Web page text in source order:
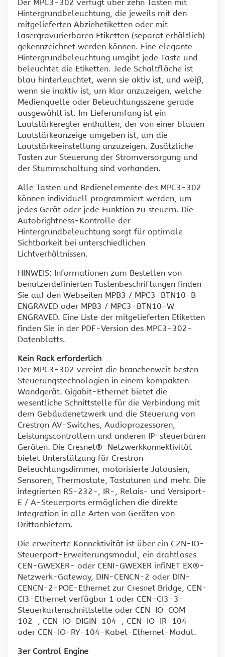
Der MPC3-302 verfügt über zehn Tasten mit
Hintergrundbeleuchtung, die jeweils mit den
mitgelieferten Abziehetiketten oder mit
lasergravurierbaren Etiketten (separat erhältlich)
gekennzeichnet werden können. Eine elegante
Hintergrundbeleuchtung umgibt jede Taste und
beleuchtet die Etiketten. Jede Schaltfläche ist
blau hinterleuchtet, wenn sie aktiv ist, und weiß,
wenn sie inaktiv ist, um klar anzuzeigen, welche
Medienquelle oder Beleuchtungsszene gerade
ausgewählt ist. Im Lieferumfang ist ein
Lautstärkeregler enthalten, der von einer blauen
Lautstärkeanzeige umgeben ist, um die
Lautstärkeeinstellung anzuzeigen. Zusätzliche
Tasten zur Steuerung der Stromversorgung und
der Stummschaltung sind vorhanden.
Alle Tasten und Bedienelemente des MPC3-302
können individuell programmiert werden, um
jedes Gerät oder jede Funktion zu steuern. Die
Autobrightness-Kontrolle der
Hintergrundbeleuchtung sorgt für optimale
Sichtbarkeit bei unterschiedlichen
Lichtverhältnissen.
HINWEIS: Informationen zum Bestellen von
benutzerdefinierten Tastenbeschriftungen finden
Sie auf den Webseiten MPB3 / MPC3-BTN10-B
ENGRAVED oder MPB3 / MPC3-BTN10-W
ENGRAVED. Eine Liste der mitgelieferten Etiketten
finden Sie in der PDF-Version des MPC3-302-
Datenblatts.
Kein Rack erforderlich
Der MPC3-302 vereint die branchenweit besten
Steuerungstechnologien in einem kompakten
Wandgerät. Gigabit-Ethernet bietet die
wesentliche Schnittstelle für die Verbindung mit
dem Gebäudenetzwerk und die Steuerung von
Crestron AV-Switches, Audioprozessoren,
Leistungscontrollern und anderen IP-steuerbaren
Geräten. Die Cresnet®-Netzwerkkonnektivität
bietet Unterstützung für Crestron-
Beleuchtungsdimmer, motorisierte Jalousien,
Sensoren, Thermostate, Tastaturen und mehr. Die
integrierten RS-232-, IR-, Relais- und Versiport-
E / A-Steuerports ermöglichen die direkte
Integration in alle Arten von Geräten von
Drittanbietern.
Die erweiterte Konnektivität ist über ein C2N-IO-
Steuerport-Erweiterungsmodul, ein drahtloses
CEN-GWEXER- oder CENI-GWEXER infiNET EX®-
Netzwerk-Gateway, DIN-CENCN-2 oder DIN-
CENCN-2-POE-Ethernet zur Cresnet Bridge, CEN-
CI3-Ethernet verfügbar 1 oder CEN-CI3-3-
Steuerkartenschnittstelle oder CEN-IO-COM-
102-, CEN-IO-DIGIN-104-, CEN-IO-IR-104-
oder CEN-IO-RY-104-Kabel-Ethernet-Modul.
3er Control Engine